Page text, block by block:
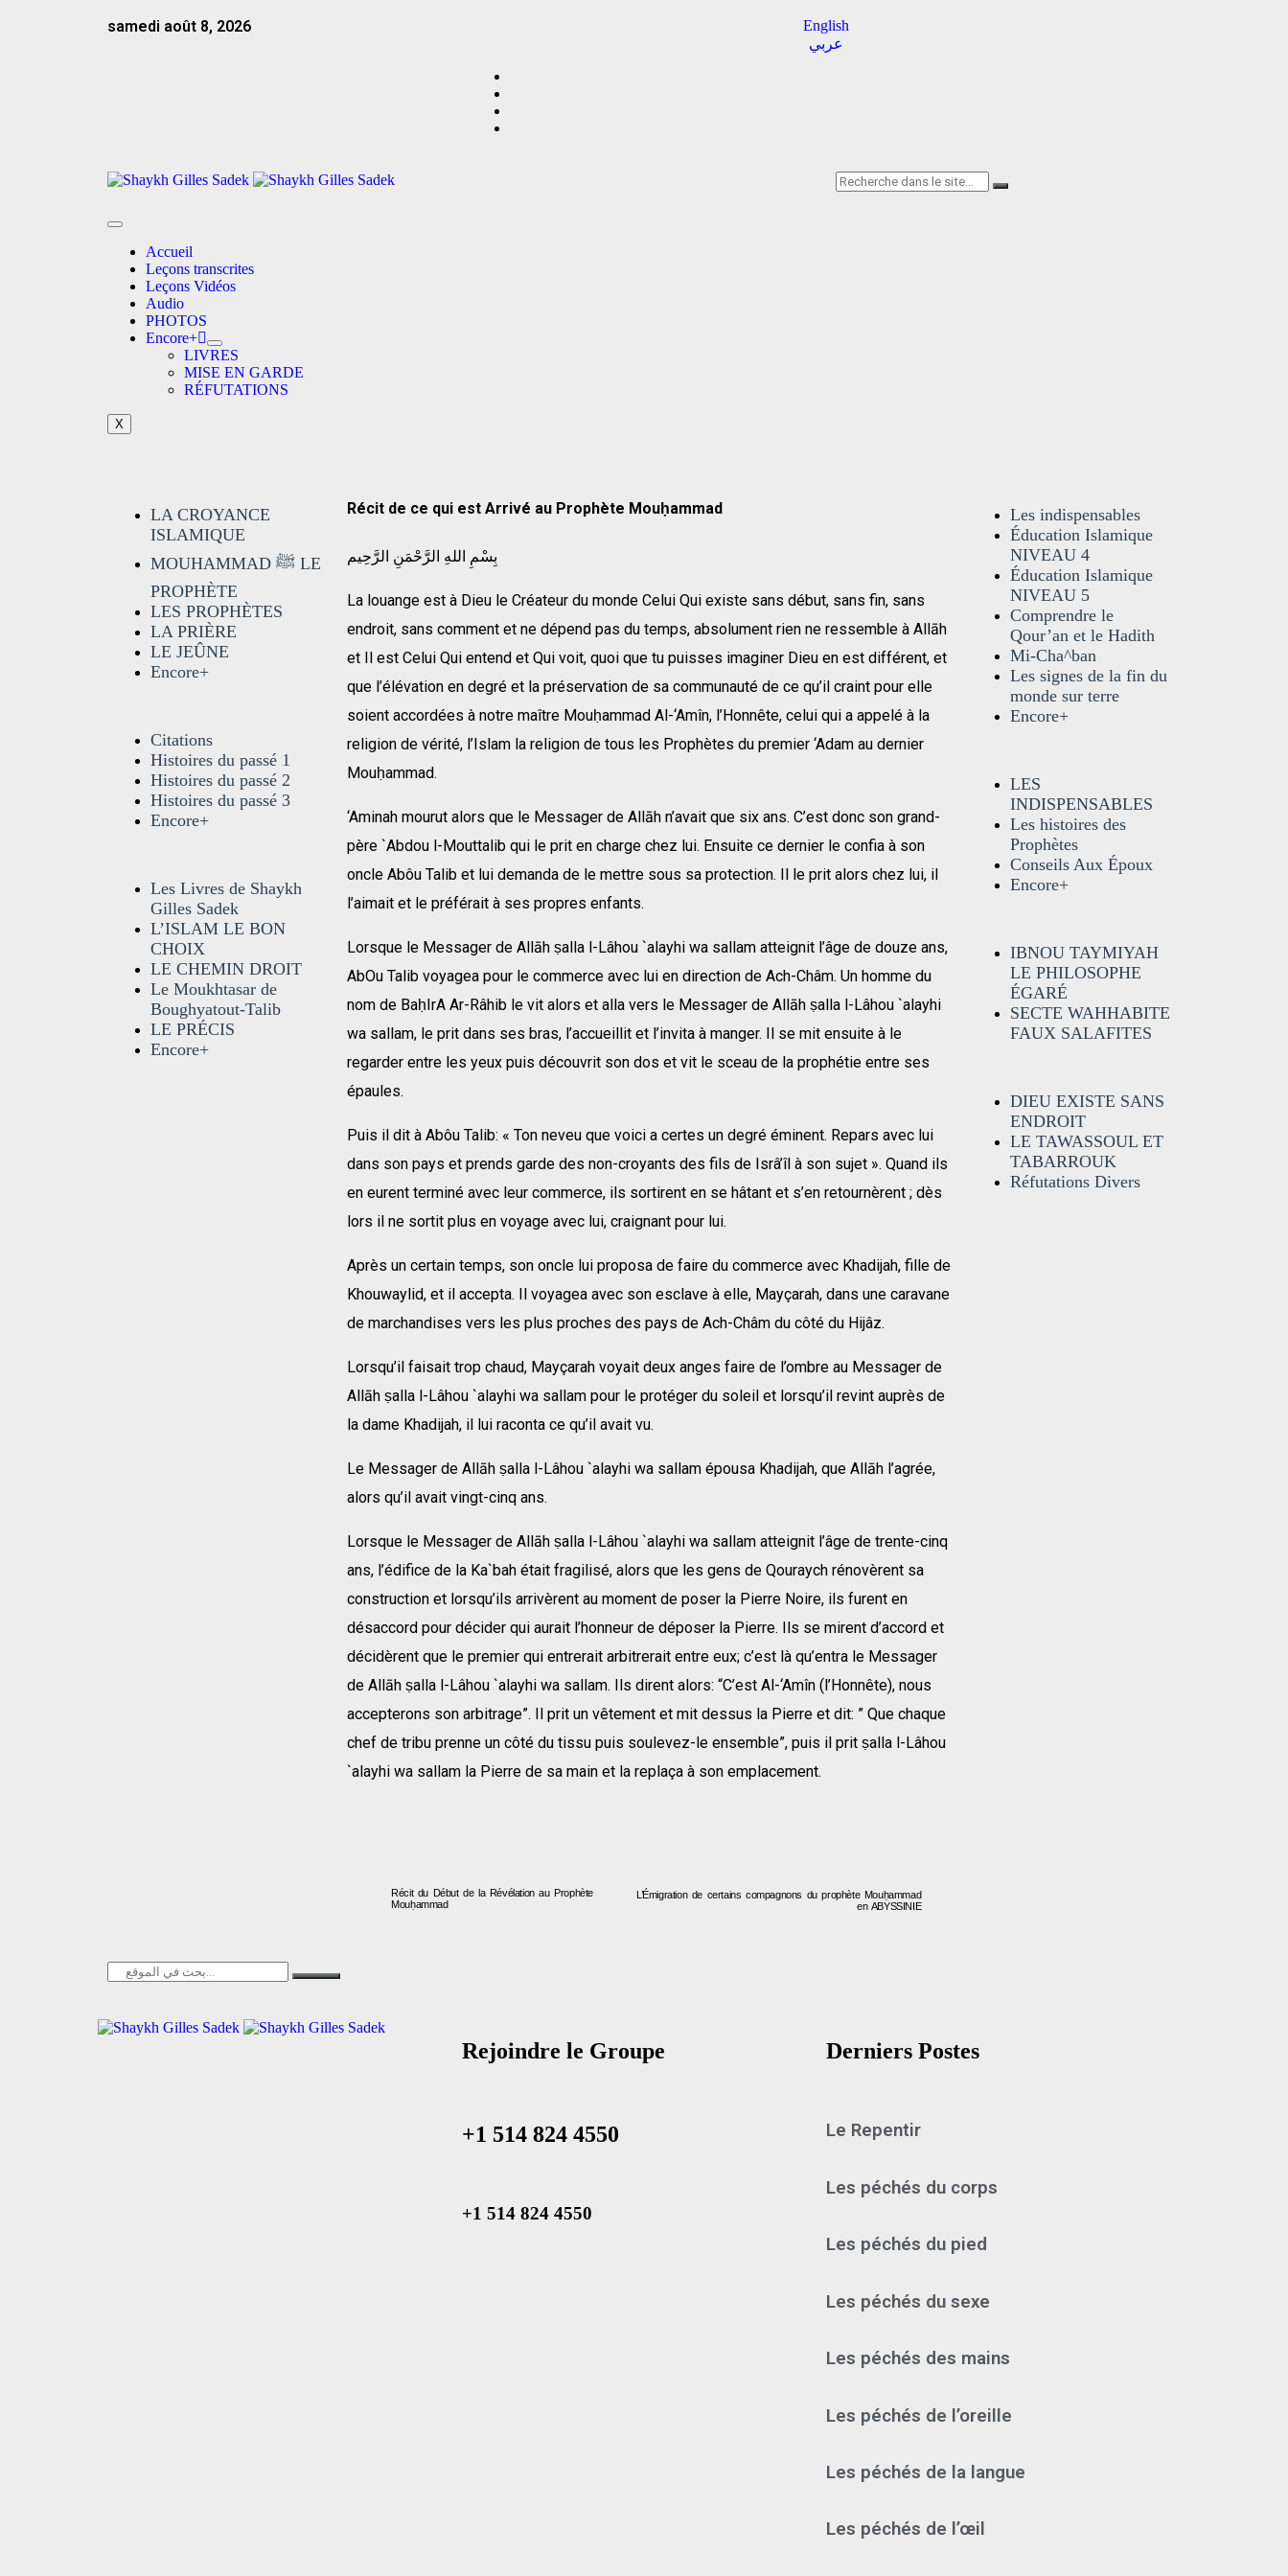
samedi août 8, 2026
English
عربي
Accueil
Leçons transcrites
Leçons Vidéos​
Audio
PHOTOS
Encore+
LIVRES
MISE EN GARDE
RÉFUTATIONS
X
LA CROYANCE
ISLAMIQUE
MOUHAMMAD ﷺ LE
PROPHÈTE
LES PROPHÈTES
LA PRIÈRE
LE JEÛNE
Encore+
Citations
Histoires du passé 1
Histoires du passé 2
Histoires du passé 3
Encore+
Les Livres de Shaykh
Gilles Sadek
L’ISLAM LE BON
CHOIX
LE CHEMIN DROIT
Le Moukhtasar de
Boughyatout-Talib
LE PRÉCIS
Encore+
Récit de ce qui est Arrivé au Prophète Mouḥammad
بِسْمِ اللهِ الرَّحْمَنِ الرَّحِيم
La louange est à Dieu le Créateur du monde Celui Qui existe sans début, sans fin, sans
endroit, sans comment et ne dépend pas du temps, absolument rien ne ressemble à Allāh
et Il est Celui Qui entend et Qui voit, quoi que tu puisses imaginer Dieu en est différent, et
que l’élévation en degré et la préservation de sa communauté de ce qu’il craint pour elle
soient accordées à notre maître Mouḥammad Al-‘Amîn, l’Honnête, celui qui a appelé à la
religion de vérité, l’Islam la religion de tous les Prophètes du premier ‘Adam au dernier
Mouḥammad.
‘Aminah mourut alors que le Messager de Allāh n’avait que six ans. C’est donc son grand-
père `Abdou l-Mouttalib qui le prit en charge chez lui. Ensuite ce dernier le confia à son
oncle Abôu Talib et lui demanda de le mettre sous sa protection. Il le prit alors chez lui, il
l’aimait et le préférait à ses propres enfants.
Lorsque le Messager de Allāh ṣalla l-Lâhou `alayhi wa sallam atteignit l’âge de douze ans,
AbOu Talib voyagea pour le commerce avec lui en direction de Ach-Châm. Un homme du
nom de BaḥIrA Ar-Râhib le vit alors et alla vers le Messager de Allāh ṣalla l-Lâhou `alayhi
wa sallam, le prit dans ses bras, l’accueillit et l’invita à manger. Il se mit ensuite à le
regarder entre les yeux puis découvrit son dos et vit le sceau de la prophétie entre ses
épaules.
Puis il dit à Abôu Talib: « Ton neveu que voici a certes un degré éminent. Repars avec lui
dans son pays et prends garde des non-croyants des fils de Isrâ’îl à son sujet ». Quand ils
en eurent terminé avec leur commerce, ils sortirent en se hâtant et s’en retournèrent ; dès
lors il ne sortit plus en voyage avec lui, craignant pour lui.
Après un certain temps, son oncle lui proposa de faire du commerce avec Khadijah, fille de
Khouwaylid, et il accepta. Il voyagea avec son esclave à elle, Mayçarah, dans une caravane
de marchandises vers les plus proches des pays de Ach-Châm du côté du Hijâz.
Lorsqu’il faisait trop chaud, Mayçarah voyait deux anges faire de l’ombre au Messager de
Allāh ṣalla l-Lâhou `alayhi wa sallam pour le protéger du soleil et lorsqu’il revint auprès de
la dame Khadijah, il lui raconta ce qu’il avait vu.
Le Messager de Allāh ṣalla l-Lâhou `alayhi wa sallam épousa Khadijah, que Allāh l’agrée,
alors qu’il avait vingt-cinq ans.
Lorsque le Messager de Allāh ṣalla l-Lâhou `alayhi wa sallam atteignit l’âge de trente-cinq
ans, l’édifice de la Ka`bah était fragilisé, alors que les gens de Qouraych rénovèrent sa
construction et lorsqu’ils arrivèrent au moment de poser la Pierre Noire, ils furent en
désaccord pour décider qui aurait l’honneur de déposer la Pierre. Ils se mirent d’accord et
décidèrent que le premier qui entrerait arbitrerait entre eux; c’est là qu’entra le Messager
de Allāh ṣalla l-Lâhou `alayhi wa sallam. Ils dirent alors: “C’est Al-‘Amîn (l’Honnête), nous
accepterons son arbitrage”. Il prit un vêtement et mit dessus la Pierre et dit: ” Que chaque
chef de tribu prenne un côté du tissu puis soulevez-le ensemble”, puis il prit ṣalla l-Lâhou
`alayhi wa sallam la Pierre de sa main et la replaça à son emplacement.
Récit du Début de la Révélation au Prophète
Mouḥammad
L’Émigration de certains compagnons du prophète Mouḥammad
en ABYSSINIE
Les indispensables
Éducation Islamique
NIVEAU 4
Éducation Islamique
NIVEAU 5
Comprendre le
Qour’an et le Hadith
Mi-Cha^ban
Les signes de la fin du
monde sur terre
Encore+
LES
INDISPENSABLES
Les histoires des
Prophètes
Conseils Aux Époux
Encore+
IBNOU TAYMIYAH
LE PHILOSOPHE
ÉGARÉ
SECTE WAHHABITE
FAUX SALAFITES
DIEU EXISTE SANS
ENDROIT
LE TAWASSOUL ET
TABARROUK
Réfutations Divers
Rejoindre le Groupe
+1 514 824 4550
+1 514 824 4550
Derniers Postes
Le Repentir
Les péchés du corps
Les péchés du pied
Les péchés du sexe
Les péchés des mains
Les péchés de l’oreille
Les péchés de la langue
Les péchés de l’œil